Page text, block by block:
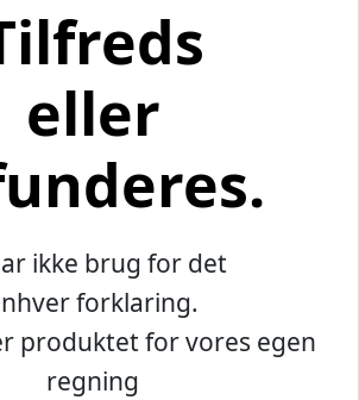
eller
ikke brug for det
forklaring.
produktet for vores egen
regning